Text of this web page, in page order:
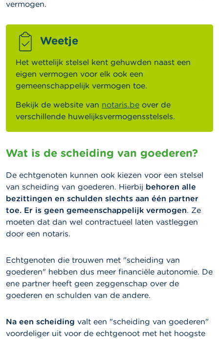
vermogen.
Weetje
Het wettelijk stelsel kent gehuwden naast een
eigen vermogen voor elk ook een
gemeenschappelijk vermogen toe.
Bekijk de website van notaris.be over de
verschillende huwelijksvermogensstelsels.
Wat is de scheiding van goederen?
De echtgenoten kunnen ook kiezen voor een stelsel
van scheiding van goederen. Hierbij behoren alle
bezittingen en schulden slechts aan één partner
toe. Er is geen gemeenschappelijk vermogen. Ze
moeten dat dan wel contractueel laten vastleggen
door een notaris.
Echtgenoten die trouwen met "scheiding van
goederen" hebben dus meer financiële autonomie. De
ene partner heeft geen zeggenschap over de
goederen en schulden van de andere.
Na een scheiding valt een "scheiding van goederen"
voordeliger uit voor de echtgenoot met het hoogste